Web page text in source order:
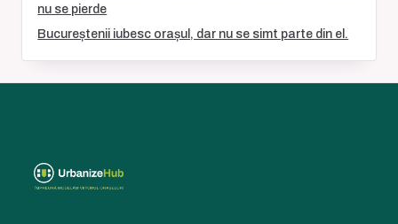
nu se pierde
Bucureștenii iubesc orașul, dar nu se simt parte din el.